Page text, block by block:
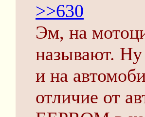
>>630
Эм, на
называют.
и на
отличие от